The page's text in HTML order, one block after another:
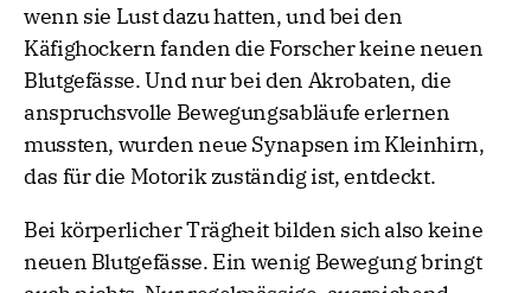
wenn sie Lust dazu hatten, und bei den
Käfighockern fanden die Forscher keine neuen
Blutgefässe. Und nur bei den Akrobaten, die
anspruchsvolle Bewegungsabläufe erlernen
mussten, wurden neue Synapsen im Kleinhirn,
das für die Motorik zuständig ist, entdeckt.
Bei körperlicher Trägheit bilden sich also keine
neuen Blutgefässe. Ein wenig Bewegung bringt